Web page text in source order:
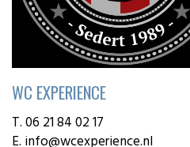
WC EXPERIENCE
T. 06 21 84 02 17
E. info@wcexperience.nl